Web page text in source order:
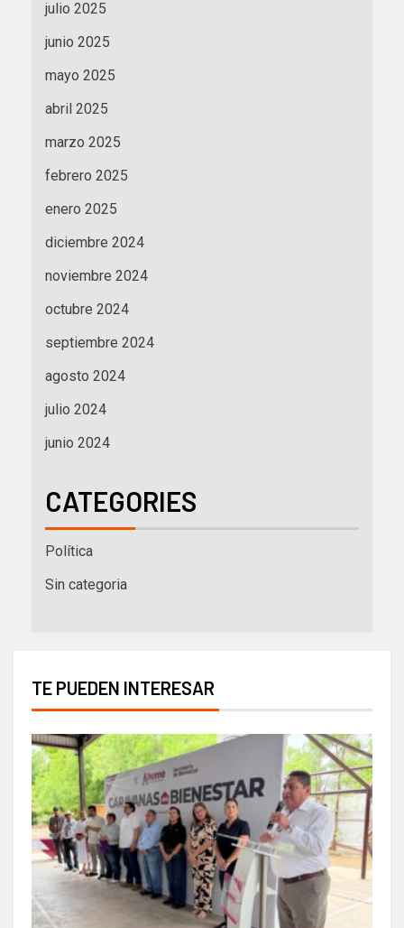
julio 2025
junio 2025
mayo 2025
abril 2025
marzo 2025
febrero 2025
enero 2025
diciembre 2024
noviembre 2024
octubre 2024
septiembre 2024
agosto 2024
julio 2024
junio 2024
CATEGORIES
Política
Sin categoria
TE PUEDEN INTERESAR